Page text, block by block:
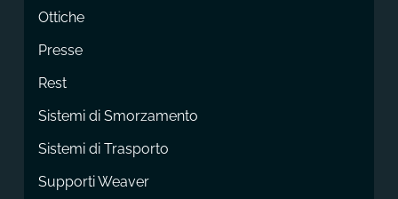
Ottiche
Presse
Rest
Sistemi di Smorzamento
Sistemi di Trasporto
Supporti Weaver